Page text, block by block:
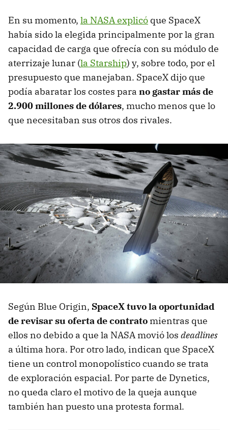
En su momento, la NASA explicó que SpaceX
había sido la elegida principalmente por la gran
capacidad de carga que ofrecía con su módulo de
aterrizaje lunar (la Starship) y, sobre todo, por el
presupuesto que manejaban. SpaceX dijo que
podía abaratar los costes para no gastar más de
2.900 millones de dólares, mucho menos que lo
que necesitaban sus otros dos rivales.
Según Blue Origin, SpaceX tuvo la oportunidad
de revisar su oferta de contrato mientras que
ellos no debido a que la NASA movió los deadlines
a última hora. Por otro lado, indican que SpaceX
tiene un control monopolístico cuando se trata
de exploración espacial. Por parte de Dynetics,
no queda claro el motivo de la queja aunque
también han puesto una protesta formal.